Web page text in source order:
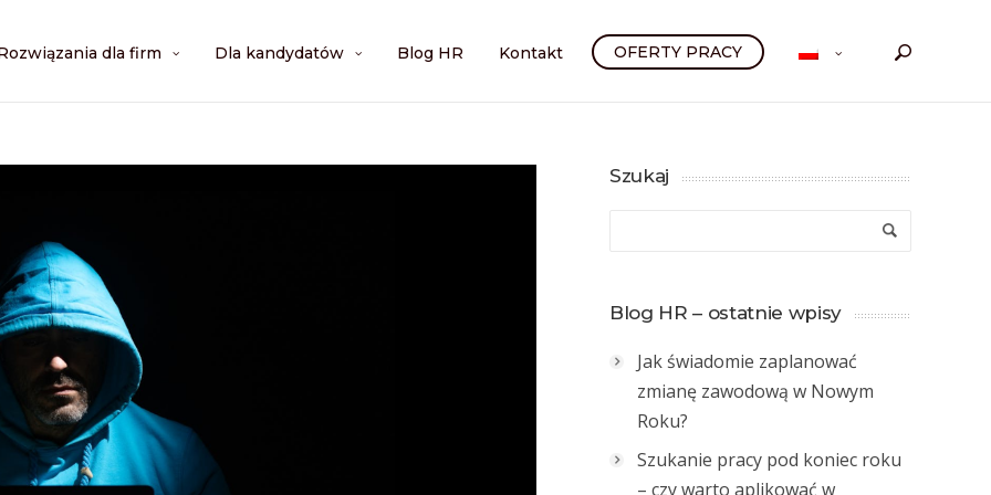
dla firm Dla kandydatów Blog HR Kontakt OFERTY PRACY
Szukaj
Blog HR – ostatnie wpisy
Jak świadomie zaplanować
zmianę zawodową w Nowym
Roku?
Szukanie pracy pod koniec roku
– czy warto aplikować w